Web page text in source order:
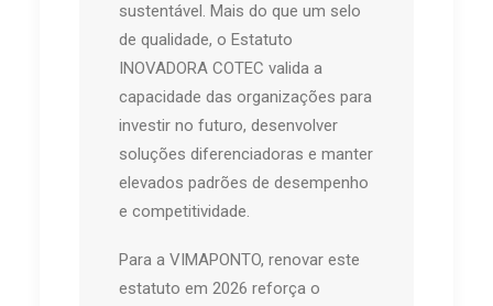
sustentável. Mais do que um selo
de qualidade, o Estatuto
INOVADORA COTEC valida a
capacidade das organizações para
investir no futuro, desenvolver
soluções diferenciadoras e manter
elevados padrões de desempenho
e competitividade.
Para a VIMAPONTO, renovar este
estatuto em 2026 reforça o